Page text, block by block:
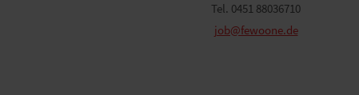
Tel. 0451 88036710
job@fewoone.de